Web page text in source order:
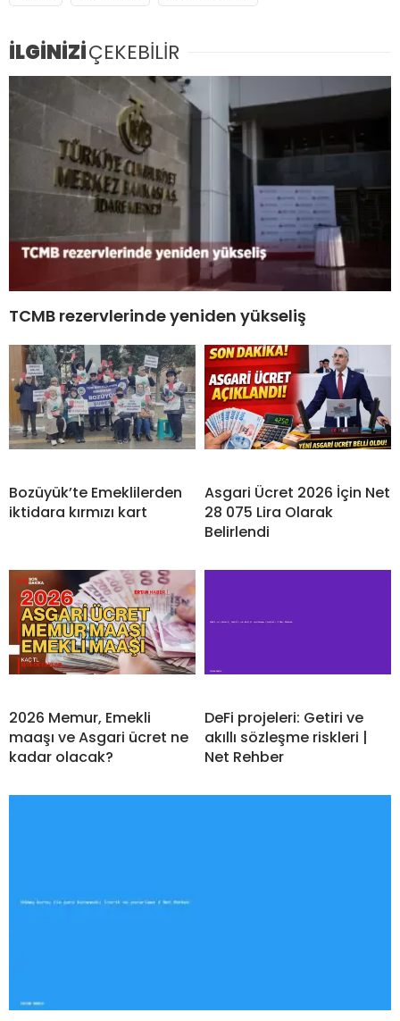
İLGİNİZİÇEKEBİLİR
TCMB rezervlerinde yeniden yükseliş
Bozüyük’te Emeklilerden
iktidara kırmızı kart
Asgari Ücret 2026 İçin Net
28 075 Lira Olarak
Belirlendi
2026 Memur, Emekli
maaşı ve Asgari ücret ne
kadar olacak?
DeFi projeleri: Getiri ve
akıllı sözleşme riskleri |
Net Rehber